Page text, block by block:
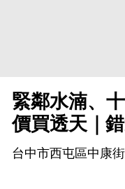
緊鄰水湳、
價買透天｜
台中市西屯區中康街